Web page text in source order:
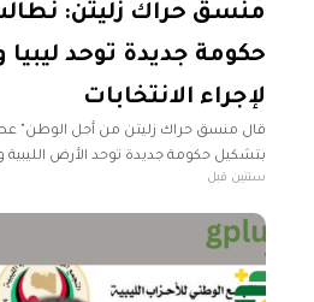
منسق حراك زليتن:
حكومة جديدة توحد
لإجراء الانتخابات
قال منسق حراك زليتن من أجل الوطن"
بتشكيل حكومة جديدة توحد الأرض الليبية
انتخابات رئاسية وبرلمانية. وأضاف في
سنتين قبل